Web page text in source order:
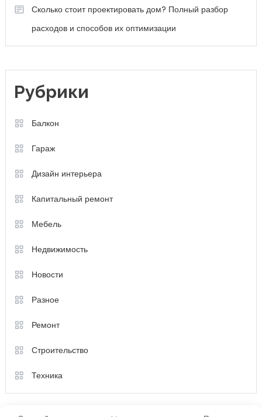
Сколько стоит проектировать дом? Полный разбор
расходов и способов их оптимизации
Рубрики
Балкон
Гараж
Дизайн интерьера
Капитальный ремонт
Мебель
Недвижимость
Новости
Разное
Ремонт
Строительство
Техника